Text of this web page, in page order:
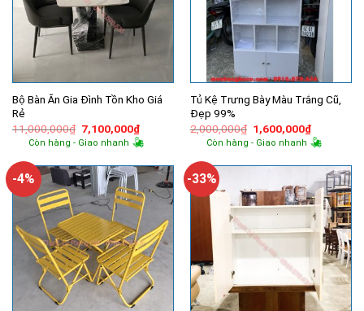
Bộ Bàn Ăn Gia Đình Tồn Kho Giá
Rẻ
11,000,000₫ Giá
gốc
là:
7,100,000₫Giá
hiện
tại
7,100,000₫.
Còn hàng - Giao nhanh
Tủ Kệ Trưng Bày Màu Trắng Cũ,
Đẹp 99%
2,000,000₫ Giá
gốc
là:
1,600,000₫Giá
hiện
tại
Còn hàng - Giao nhanh
-4% -33%